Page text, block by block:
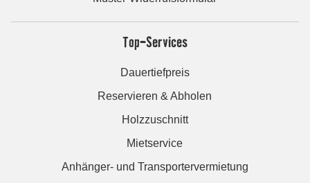
Top-Services
Dauertiefpreis
Reservieren & Abholen
Holzzuschnitt
Mietservice
Anhänger- und Transportervermietung